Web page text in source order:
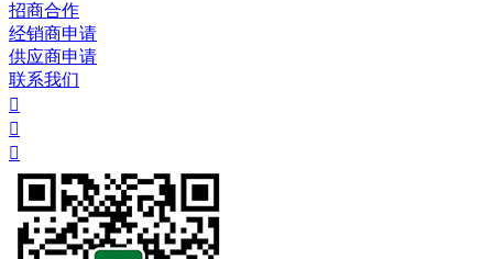
招商合作
经销商申请
供应商申请
联系我们


